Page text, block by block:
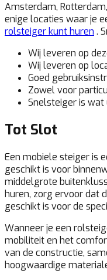
Amsterdam,
enige locaties waar je
rolsteiger kunt huren .
Wij leveren op
Wij leveren op
Goed
Zowel voor
Snelsteiger is wat
Tot Slot
Een mobiele steiger is
geschikt is voor
middelgrote
huren, zorg ervoor dat
geschikt is voor de
Wanneer je een
mobiliteit en het
van de constructie,
hoogwaardige